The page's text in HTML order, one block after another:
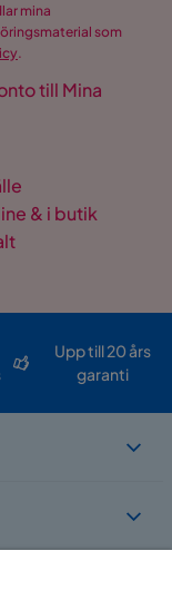
mina
som
.
till Mina
& i butik
Upp till 20 års
garanti